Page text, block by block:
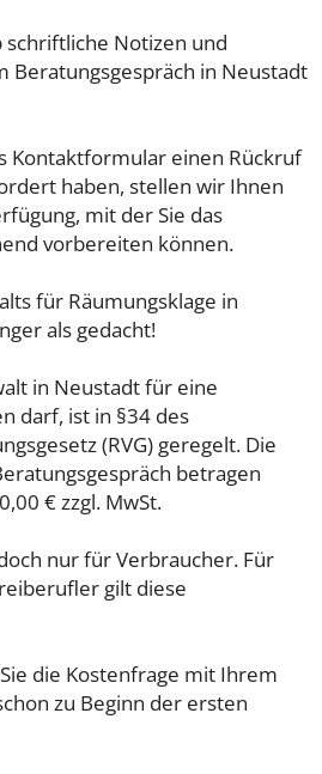
schriftliche Notizen und
Beratungsgespräch in Neustadt
Kontaktformular einen Rückruf
haben, stellen wir Ihnen
mit der Sie das
vorbereiten können.
für Räumungsklage in
als gedacht!
in Neustadt für eine
darf, ist in §34 des
(RVG) geregelt. Die
betragen
€ zzgl. MwSt.
nur für Verbraucher. Für
gilt diese
die Kostenfrage mit Ihrem
zu Beginn der ersten